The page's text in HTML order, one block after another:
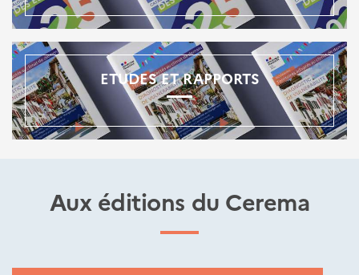
ETUDES ET RAPPORTS
Aux éditions du Cerema